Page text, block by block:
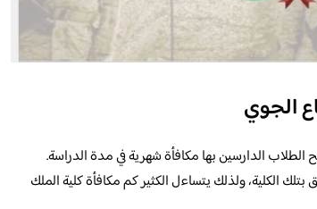
الجوي
الطلاب الدارسين بها مكافأة شهرية في مدة الدراسة.
الكلية، ولذلك يتساءل الكثير كم مكافأة كلية الملك